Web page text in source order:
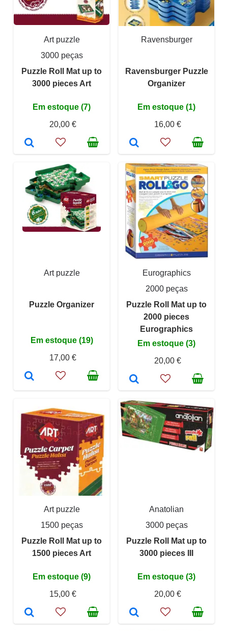
Art puzzle
3000 peças
Puzzle Roll Mat up to
3000 pieces Art
Em estoque (7)
20,00 €
Ravensburger
Ravensburger Puzzle
Organizer
Em estoque (1)
16,00 €
Art puzzle
Puzzle Organizer
Em estoque (19)
17,00 €
Eurographics
2000 peças
Puzzle Roll Mat up to
2000 pieces
Eurographics
Em estoque (3)
20,00 €
Art puzzle
1500 peças
Puzzle Roll Mat up to
1500 pieces Art
Em estoque (9)
15,00 €
Anatolian
3000 peças
Puzzle Roll Mat up to
3000 pieces III
Em estoque (3)
20,00 €